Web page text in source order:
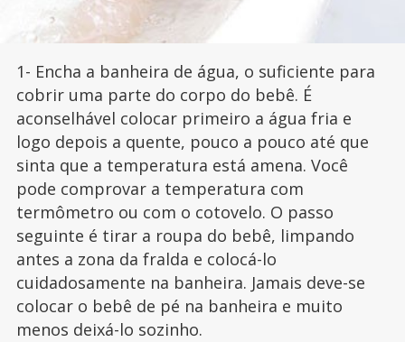
1- Encha a banheira de água, o suficiente para
cobrir uma parte do corpo do bebê. É
aconselhável colocar primeiro a água fria e
logo depois a quente, pouco a pouco até que
sinta que a temperatura está amena. Você
pode comprovar a temperatura com
termômetro ou com o cotovelo. O passo
seguinte é tirar a roupa do bebê, limpando
antes a zona da fralda e colocá-lo
cuidadosamente na banheira. Jamais deve-se
colocar o bebê de pé na banheira e muito
menos deixá-lo sozinho.